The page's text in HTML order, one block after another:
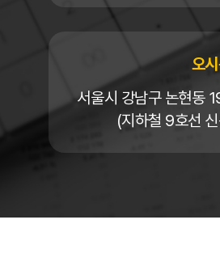
오
서울시 강남구 논현동
(지하철 9호선